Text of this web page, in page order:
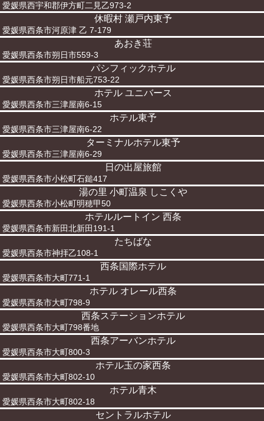
愛媛県西宇和郡伊方町二見乙973-2
休暇村 瀬戸内東予
愛媛県西条市河原津 乙 7-179
あおき荘
愛媛県西条市朔日市559-3
パシフィックホテル
愛媛県西条市朔日市船元753-22
ホテル ユニバース
愛媛県西条市三津屋南6-15
ホテル東予
愛媛県西条市三津屋南6-22
ターミナルホテル東予
愛媛県西条市三津屋南6-29
日の出屋旅館
愛媛県西条市小松町石鎚417
湯の里 小町温泉 しこくや
愛媛県西条市小松町明穂甲50
ホテルルートイン 西条
愛媛県西条市新田北新田191-1
たちばな
愛媛県西条市神拝乙108-1
西条国際ホテル
愛媛県西条市大町771-1
ホテル オレール西条
愛媛県西条市大町798-9
西条ステーションホテル
愛媛県西条市大町798番地
西条アーバンホテル
愛媛県西条市大町800-3
ホテル玉の家西条
愛媛県西条市大町802-10
ホテル青木
愛媛県西条市大町802-18
セントラルホテル